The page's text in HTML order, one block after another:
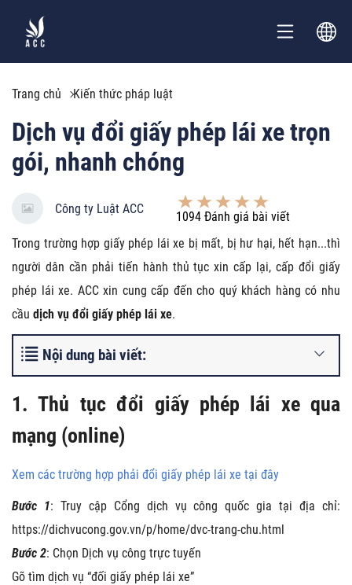
Trang chủ Kiến thức pháp luật
Dịch vụ đổi giấy phép lái xe trọn
gói, nhanh chóng
Công ty Luật ACC
1094 Đánh giá bài viết
Trong trường hợp giấy phép lái xe bị mất, bị hư hại, hết hạn...thì
người dân cần phải tiến hành thủ tục xin cấp lại, cấp đổi giấy
phép lái xe. ACC xin cung cấp đến cho quý khách hàng có nhu
cầu dịch vụ đổi giấy phép lái xe.
Nội dung bài viết:
1. Thủ tục đổi giấy phép lái xe qua
mạng (online)
Xem các trường hợp phải đổi giấy phép lái xe tại đây
Bước 1: Truy cập Cổng dịch vụ công quốc gia tại địa chỉ:
https://dichvucong.gov.vn/p/home/dvc-trang-chu.html
Bước 2: Chọn Dịch vụ công trực tuyến
Gõ tìm dịch vụ “đối giấy phép lái xe”